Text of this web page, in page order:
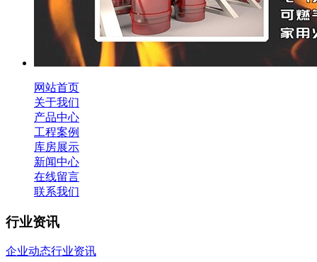
网站首页
关于我们
产品中心
工程案例
库房展示
新闻中心
在线留言
联系我们
行业资讯
企业动态行业资讯